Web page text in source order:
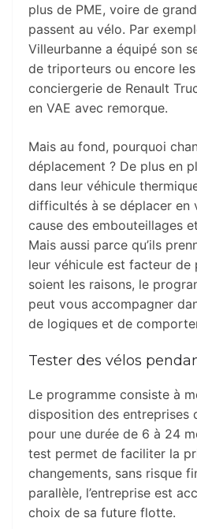
plus de PME, voire de
passent au vélo. Par
Villeurbanne a équipé son
de triporteurs ou encore
conciergerie de Renault
en VAE avec remorque.
Mais au fond, pourquoi
déplacement ? De plus en
dans leur véhicule
difficultés à se déplacer en
cause des embouteillages
Mais aussi parce qu’ils
leur véhicule est facteur de
soient les raisons, le
peut vous accompagner
de logiques et de
Tester des vélos
Le programme consiste à
disposition des entreprises
pour une durée de 6 à 24
test permet de faciliter la
changements, sans risque
parallèle, l’entreprise est
choix de sa future flotte.